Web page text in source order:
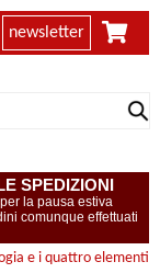
newsletter
SPEDIZIONI
la pausa estiva
comunque effettuati
e i quattro elementi